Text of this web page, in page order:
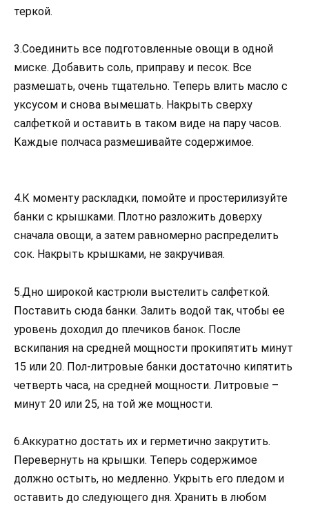
теркой.
3.Соединить все подготовленные овощи в одной
миске. Добавить соль, приправу и песок. Все
размешать, очень тщательно. Теперь влить масло с
уксусом и снова вымешать. Накрыть сверху
салфеткой и оставить в таком виде на пару часов.
Каждые полчаса размешивайте содержимое.
4.К моменту раскладки, помойте и простерилизуйте
банки с крышками. Плотно разложить доверху
сначала овощи, а затем равномерно распределить
сок. Накрыть крышками, не закручивая.
5.Дно широкой кастрюли выстелить салфеткой.
Поставить сюда банки. Залить водой так, чтобы ее
уровень доходил до плечиков банок. После
вскипания на средней мощности прокипятить минут
15 или 20. Пол-литровые банки достаточно кипятить
четверть часа, на средней мощности. Литровые –
минут 20 или 25, на той же мощности.
6.Аккуратно достать их и герметично закрутить.
Перевернуть на крышки. Теперь содержимое
должно остыть, но медленно. Укрыть его пледом и
оставить до следующего дня. Хранить в любом